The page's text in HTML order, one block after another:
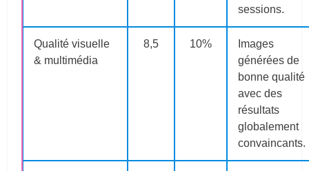
sessions.
Qualité visuelle
& multimédia
8,5 10%
Images
générées de
bonne qualité
avec des
résultats
globalement
convaincants.